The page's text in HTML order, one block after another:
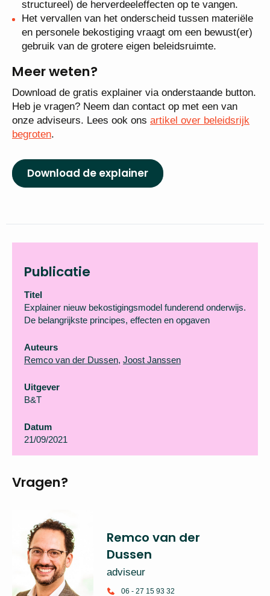
structureel) de herverdeeleffecten op te vangen.
Het vervallen van het onderscheid tussen materiële
en personele bekostiging vraagt om een bewust(er)
gebruik van de grotere eigen beleidsruimte.
Meer weten?
Download de gratis explainer via onderstaande button.
Heb je vragen? Neem dan contact op met een van
onze adviseurs. Lees ook ons artikel over beleidsrijk
begroten.
Download de explainer
Publicatie
Titel
Explainer nieuw bekostigingsmodel funderend onderwijs.
De belangrijkste principes, effecten en opgaven
Auteurs
Remco van der Dussen, Joost Janssen
Uitgever
B&T
Datum
21/09/2021
Vragen?
Remco van der
Dussen
adviseur
06 - 27 15 93 32